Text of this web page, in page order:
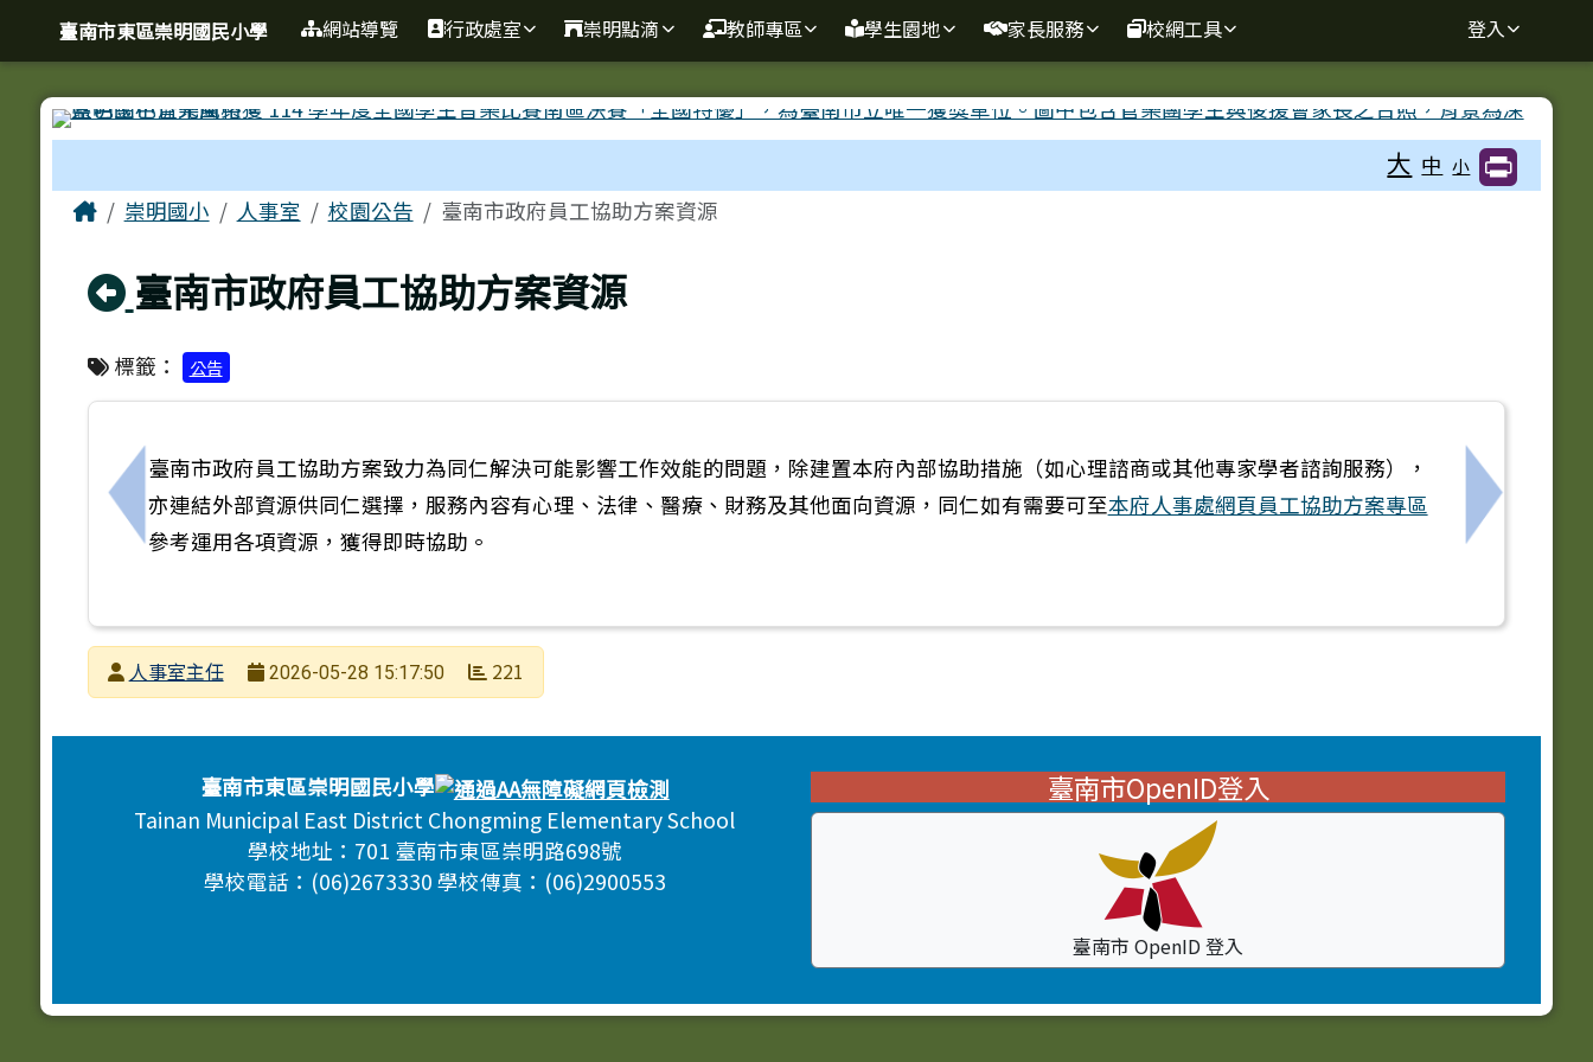
跳至主內容區
臺南市東區崇明國民小學
導覽列臺南市東區崇明國民小學 網站導覽 行政處室 崇明點滴 教師專區 學生園地 家長服務 校網工具 登入
大 中 小
主內容區域
Home崇明國小 人事室 校園公告 臺南市政府員工協助方案資源
回上頁
臺南市政府員工協助方案資源
標籤： 公告
上一筆：勤休制度宣導
臺南市政府員工協助方案致力為同仁解決可能影響工作效能的問題，除建置本府內部協助措施（如心理諮商或其他專家學者諮詢服務），
亦連結外部資源供同仁選擇，服務內容有心理、法律、醫療、財務及其他面向資源，同仁如有需要可至本府人事處網頁員工協助方案專區
參考運用各項資源，獲得即時協助。
下一筆：
發布者人事室主任
2026-05-28 15:17:50 221
頁尾區域
頁尾區域內容臺南市東區崇明國民小學
Tainan Municipal East District Chongming Elementary School
學校地址：701 臺南市東區崇明路698號
學校電話：(06)2673330 學校傳真：(06)2900553
臺南市OpenID登入
臺南市 OpenID 登入